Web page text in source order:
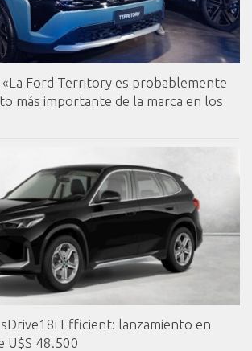
Ford Territory es probablemente
más importante de la marca en los
Efficient: lanzamiento en
U$S 48.500